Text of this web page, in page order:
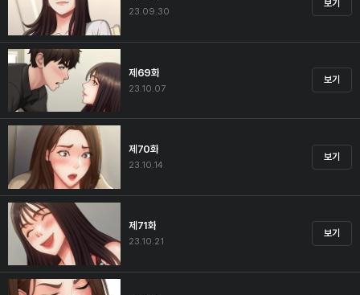
23.09.30
보기
제69화
23.10.07
보기
제70화
23.10.14
보기
제71화
23.10.21
보기